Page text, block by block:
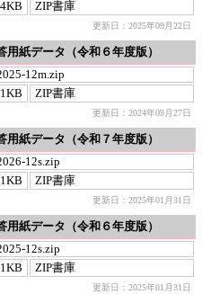
ZIP書庫
更新日：2025年09月22日
紙データ（令和６年度版）
12m.zip
ZIP書庫
更新日：2024年09月27日
紙データ（令和７年度版）
12s.zip
ZIP書庫
更新日：2025年01月31日
紙データ（令和６年度版）
12s.zip
ZIP書庫
更新日：2025年01月31日